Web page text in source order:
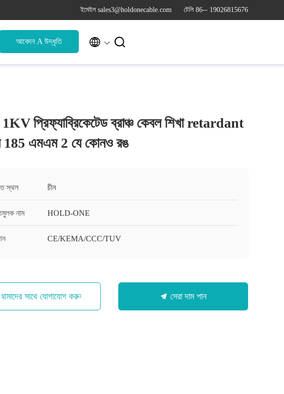
ইমেইল sales3@holdonecable.com টেলি 86-- 19026815676
আবেদন A উদ্ধৃতি  
প্রিফ্যাব্রিকেটেড ব্রাঞ্চ কেবল শিখা retardant
185 এমএম 2 যে কোনও রঙ
স্থল চীন
নাম HOLD-ONE
CE/KEMA/CCC/TUV
আমাদের সাথে যোগাযোগ করুন সেরা দাম পান